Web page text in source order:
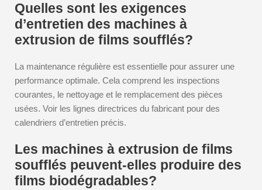
Quelles sont les exigences
d’entretien des machines à
extrusion de films soufflés?
La maintenance régulière est essentielle pour assurer une
performance optimale. Cela comprend les inspections
courantes, le nettoyage et le remplacement des pièces
usées. Voir les lignes directrices du fabricant pour des
calendriers d’entretien précis.
Les machines à extrusion de films
soufflés peuvent-elles produire des
films biodégradables?